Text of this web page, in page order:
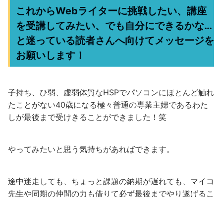
これからWebライターに挑戦したい、講座
を受講してみたい、でも自分にできるかな…
と迷っている読者さんへ向けてメッセージを
お願いします！
子持ち、ひ弱、虚弱体質なHSPでパソコンにほとんど触れ
たことがない40歳になる極々普通の専業主婦であるわた
しが最後まで受けきることができました！笑
やってみたいと思う気持ちがあればできます。
途中迷走しても、ちょっと課題の納期が遅れても、マイコ
先生や同期の仲間の力も借りて必ず最後までやり遂げるこ